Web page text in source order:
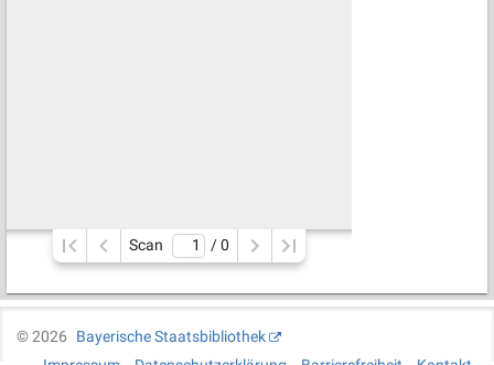
Scan / 0
©2026
Bayerische Staatsbibliothek